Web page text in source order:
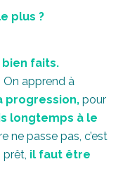
plus ?
faits.
On apprend à
progression, pour
longtemps à le
ne passe pas, c’est
il faut être